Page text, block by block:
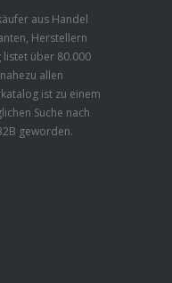
aus Handel
Herstellern
über 80.000
allen
ist zu einem
Suche nach
geworden.